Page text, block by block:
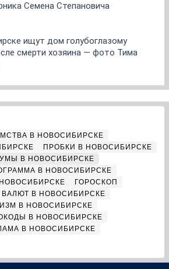
Семена Степановича
ищут дом голубоглазому
смерти хозяина — фото Тима
В НОВОСИБИРСКЕ
ПРОБКИ В НОВОСИБИРСКЕ
В НОВОСИБИРСКЕ
В НОВОСИБИРСКЕ
ГОРОСКОП
ВАЛЮТ В НОВОСИБИРСКЕ
В НОВОСИБИРСКЕ
В НОВОСИБИРСКЕ
В НОВОСИБИРСКЕ